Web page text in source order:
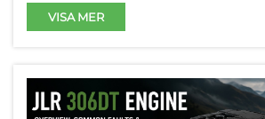
felmönster i Audi A4-
2008 med 1,8T- och 2,0T-
2,0T-motorer är benägna att
förutsägbara, kritiska fel—...
VISA MER